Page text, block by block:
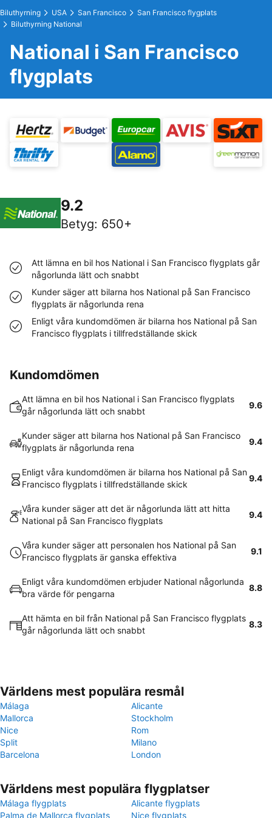
Biluthyrning USA San Francisco
San Francisco flygplats
Biluthyrning National
National i San Francisco
flygplats
9.2
Betyg: 650+
Att lämna en bil hos National i San Francisco flygplats går
någorlunda lätt och snabbt
Kunder säger att bilarna hos National på San Francisco
flygplats är någorlunda rena
Enligt våra kundomdömen är bilarna hos National på San
Francisco flygplats i tillfredställande skick
Kundomdömen
Att lämna en bil hos National i San Francisco flygplats
går någorlunda lätt och snabbt
9.6
Kunder säger att bilarna hos National på San Francisco
flygplats är någorlunda rena
9.4
Enligt våra kundomdömen är bilarna hos National på San
Francisco flygplats i tillfredställande skick
9.4
Våra kunder säger att det är någorlunda lätt att hitta
National på San Francisco flygplats
9.4
Våra kunder säger att personalen hos National på San
Francisco flygplats är ganska effektiva
9.1
Enligt våra kundomdömen erbjuder National någorlunda
bra värde för pengarna
8.8
Att hämta en bil från National på San Francisco flygplats
går någorlunda lätt och snabbt
8.3
Världens mest populära resmål
Málaga
Alicante
Mallorca
Stockholm
Nice
Rom
Split
Milano
Barcelona
London
Världens mest populära flygplatser
Málaga flygplats
Alicante flygplats
Palma de Mallorca flygplats
Nice flygplats